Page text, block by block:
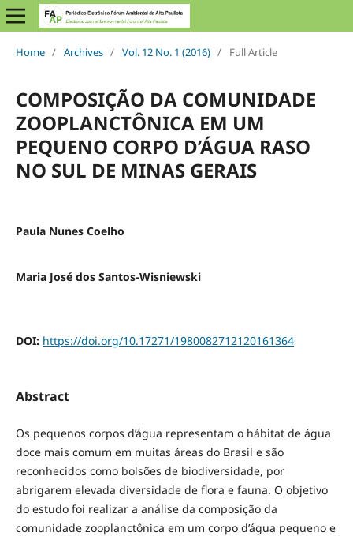
Home / Archives / Vol. 12 No. 1 (2016) / Full Article
COMPOSIÇÃO DA COMUNIDADE
ZOOPLANCTÔNICA EM UM
PEQUENO CORPO D’ÁGUA RASO
NO SUL DE MINAS GERAIS
Paula Nunes Coelho
Maria José dos Santos-Wisniewski
DOI: https://doi.org/10.17271/1980082712120161364
Abstract
Os pequenos corpos d’água representam o hábitat de água
doce mais comum em muitas áreas do Brasil e são
reconhecidos como bolsões de biodiversidade, por
abrigarem elevada diversidade de flora e fauna. O objetivo
do estudo foi realizar a análise da composição da
comunidade zooplanctônica em um corpo d’água pequeno e